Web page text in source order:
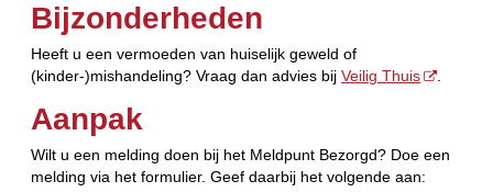
Bijzonderheden
Heeft u een vermoeden van huiselijk geweld of
(kinder-)mishandeling? Vraag dan advies bijVeilig Thuis
Aanpak
Wilt u een melding doen bij het Meldpunt Bezorgd? Doe een
melding via het formulier. Geef daarbij het volgende aan: